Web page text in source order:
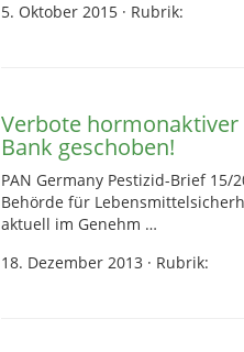
5. Oktober 2015· Rubrik:
Verbote hormonaktiver
Bank geschoben!
PAN Germany Pestizid-Brief
Behörde für
aktuell im Genehm …
18. Dezember 2013· Rubrik: